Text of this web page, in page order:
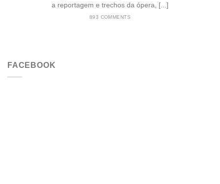
a reportagem e trechos da ópera, [...]
893 COMMENTS
FACEBOOK